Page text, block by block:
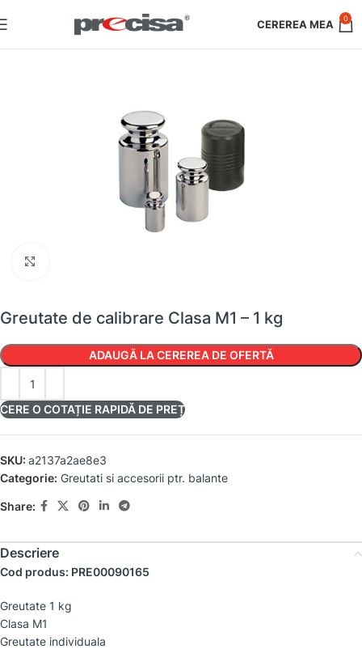
0
Greutate de calibrare Clasa M1 – 1 kg
ADAUGĂ LA CEREREA DE OFERTĂ
CERE O COTAȚIE RAPIDĂ DE PREȚ
SKU: a2137a2ae8e3
Categorie: Greutati si accesorii ptr. balante
Share:
Descriere
Cod produs: PRE00090165
Greutate 1 kg
Clasa M1
Greutate individuala